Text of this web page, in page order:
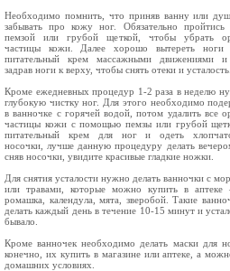
Необходимо помнить, что приняв ванну или
забывать про кожу ног. Обязательно
пемзой или грубой щеткой, чтобы убрать
частицы кожи. Далее хорошо вытереть ноги
питательный крем массажными движениями и
задрав ноги к верху, чтобы снять отеки и усталость.
Кроме ежедневных процедур 1-2 раза в неделю
глубокую чистку ног. Для этого необходимо
в ванночке с горячей водой, потом удалить все
частицы кожи с помощью пемзы или грубой
питательный крем для ног и одеть
носочки, лучше данную процедуру делать
сняв носочки, увидите красивые гладкие ножки.
Для снятия усталости нужно делать ванночки с
или травами, которые можно купить в аптеке
ромашка, календула, мята, зверобой. Такие
делать каждый день в течение 10-15 минут и
бывало.
Кроме ванночек необходимо делать маски для
конечно, их купить в магазине или аптеке, а
домашних условиях.